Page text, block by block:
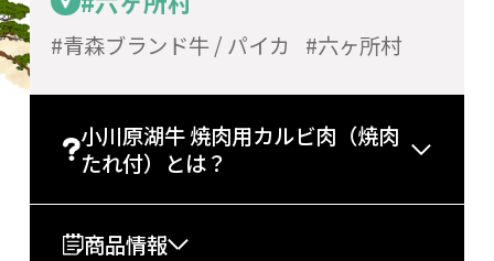
青森ブランド牛 / パイカ 六ヶ所村
小川原湖牛 焼肉用カルビ肉（焼肉
たれ付）とは？
商品情報